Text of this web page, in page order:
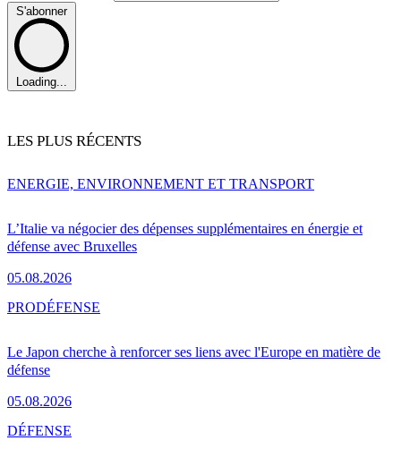
S'abonner
Loading...
LES PLUS RÉCENTS
L’Italie va négocier des dépenses supplémentaires en énergie et
défense avec Bruxelles
05.08.2026
ENERGIE, ENVIRONNEMENT ET TRANSPORT
Le Japon cherche à renforcer ses liens avec l'Europe en matière de
défense
05.08.2026
PRODÉFENSE
DÉFENSE